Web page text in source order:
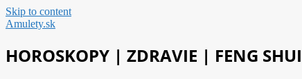
Skip to content
Amulety.sk
HOROSKOPY | ZDRAVIE | FENG SHUI